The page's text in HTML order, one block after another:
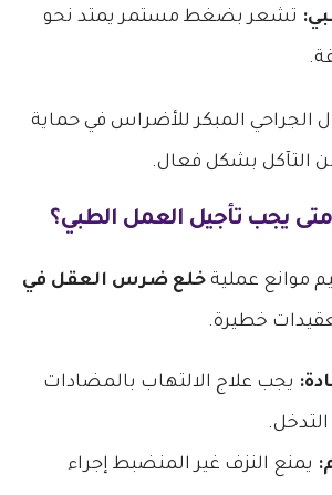
تشعر بضغط مستمر يمتد نحو
الجراحي المبكر للأضراس في حماية
من التآكل بشكل فعال.
متى يجب تأجيل العمل الطبي؟
موانع عمليةخلع ضرس العقل في
خطيرة.
يجب علاج الالتهاب بالمضادات
التدخل.
يمنع النزف غير المنضبط إجراء